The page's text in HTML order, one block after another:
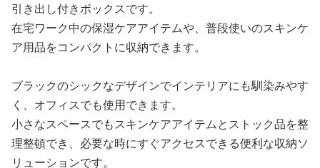
引き出し付きボックスです。
在宅ワーク中の保湿ケアアイテムや、普段使いのスキンケ
ア用品をコンパクトに収納できます。
ブラックのシックなデザインでインテリアにも馴染みやす
く、オフィスでも使用できます。
小さなスペースでもスキンケアアイテムとストック品を整
理整頓でき、必要な時にすぐアクセスできる便利な収納ソ
リューションです。